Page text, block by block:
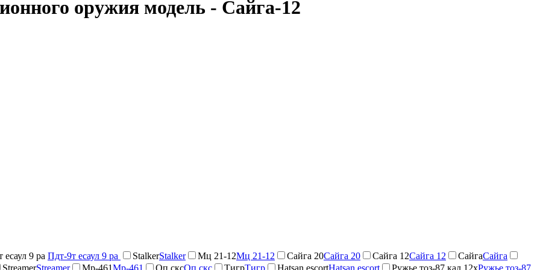
оружия модель - Сайга-12
есаул 9 ра Пдт-9т есаул 9 ра StalkerStalker Мц 21-12Мц 21-12 Сайга 20Сайга 20 Сайга 12Сайга 12 СайгаСайга
StreamerStreamer Мр-461Мр-461 Оп сксОп скс ТигрТигр Hatsan escortHatsan escort Ружье тоз-87 кал.12хРужье тоз-87